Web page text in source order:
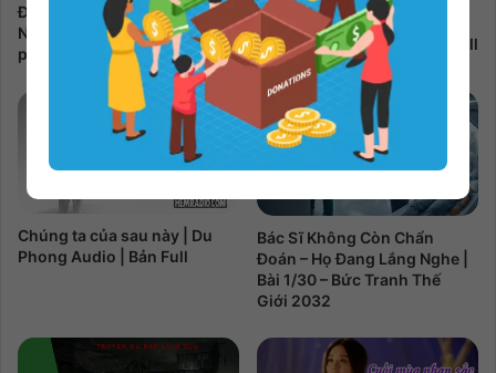
Đong Tấm Lòng | Nguyễn
Ngọc Tư Audio | Bản Full 5
phần
Chim Vịt Kêu Chiều | Nguyễn
Thảo Nguyên Audio | Bản Full
Chúng ta của sau này | Du
Phong Audio | Bản Full
Bác Sĩ Không Còn Chẩn
Đoán – Họ Đang Lắng Nghe |
Bài 1/30 – Bức Tranh Thế
Giới 2032